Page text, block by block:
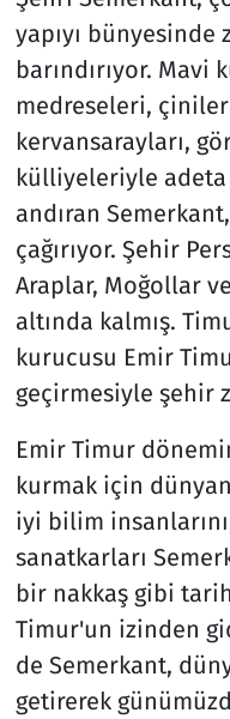
yapıyı bünyesinde
barındırıyor. Mavi
medreseleri,
kervansarayları,
külliyeleriyle adeta
andıran
çağırıyor. Şehir
Araplar, Moğollar
altında kalmış.
kurucusu Emir
geçirmesiyle şehir
Emir Timur
kurmak için
iyi bilim
sanatkarları
bir nakkaş gibi
Timur'un izinden
de Semerkant,
getirerek